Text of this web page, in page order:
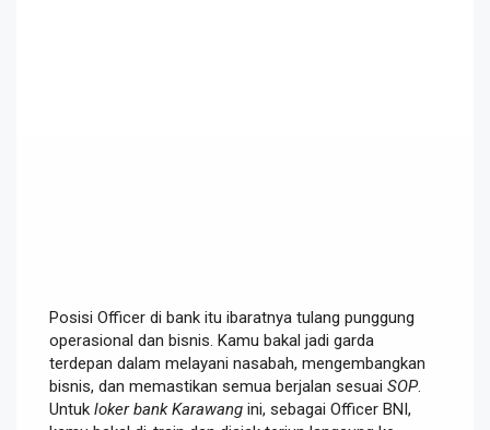
Posisi Officer di bank itu ibaratnya tulang punggung
operasional dan bisnis. Kamu bakal jadi garda
terdepan dalam melayani nasabah, mengembangkan
bisnis, dan memastikan semua berjalan sesuai SOP.
Untuk loker bank Karawang ini, sebagai Officer BNI,